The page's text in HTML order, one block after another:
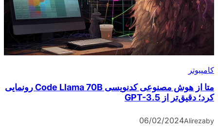
کامپیوتر
متا از هوش مصنوعی کدنویسی Code Llama 70B رونمایی
کرد؛ دقیق‌تر از GPT-3.5
by
Alireza
06/02/2024